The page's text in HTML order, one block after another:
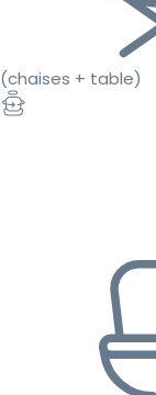
(chaises + table)